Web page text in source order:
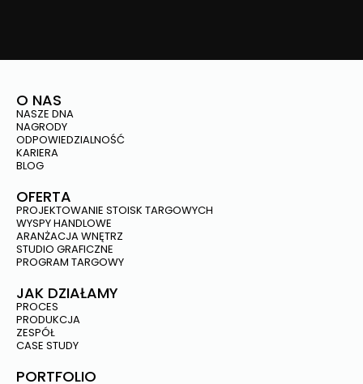
O NAS
NASZE DNA
NAGRODY
ODPOWIEDZIALNOŚĆ
KARIERA
BLOG
OFERTA
PROJEKTOWANIE STOISK TARGOWYCH
WYSPY HANDLOWE
ARANŻACJA WNĘTRZ
STUDIO GRAFICZNE
PROGRAM TARGOWY
JAK DZIAŁAMY
PROCES
PRODUKCJA
ZESPÓŁ
CASE STUDY
PORTFOLIO